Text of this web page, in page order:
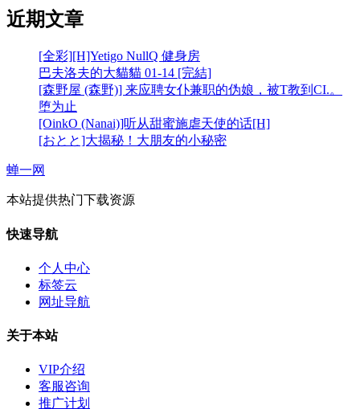
近期文章
[全彩][H]Yetigo NullQ 健身房
巴夫洛夫的大貓貓 01-14 [完結]
[森野屋 (森野)] 来应聘女仆兼职的伪娘，被T教到CI.。
堕为止
[OinkO (Nanai)]听从甜蜜施虐天使的话[H]
[おとと]大揭秘！大朋友的小秘密
蝉一网
本站提供热门下载资源
快速导航
个人中心
标签云
网址导航
关于本站
VIP介绍
客服咨询
推广计划